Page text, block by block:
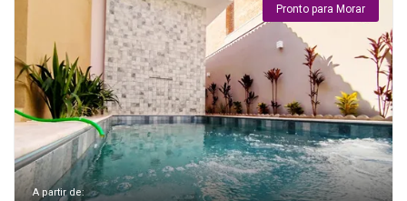
Pronto para Morar
A partir de: